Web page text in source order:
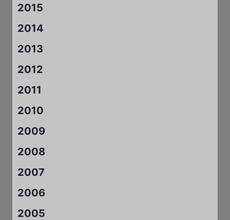
2015
2014
2013
2012
2011
2010
2009
2008
2007
2006
2005